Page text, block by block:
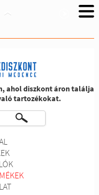
ahol diszkont áron találja
tartozékokat.